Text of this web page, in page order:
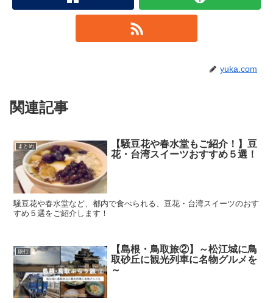
yuka.com
関連記事
まとめ
【騒豆花や春水堂もご紹介！】豆
花・台湾スイーツおすすめ５選！
騒豆花や春水堂など、都内で食べられる、豆花・台湾スイーツのおす
すめ５選をご紹介します！
旅行
【島根・鳥取旅②】～松江城に鳥
取砂丘に観光列車に名物グルメを
～